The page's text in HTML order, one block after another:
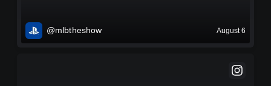
@mlbtheshow August 6